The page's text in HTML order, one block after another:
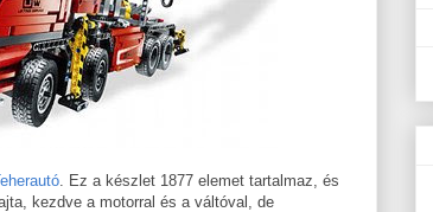
. Ez a készlet 1877 elemet tartalmaz, és
kezdve a motorral és a váltóval, de